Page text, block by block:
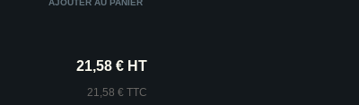
21,58 € HT
21,58 € TTC